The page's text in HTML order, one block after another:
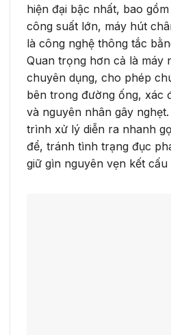
hiện đại bậc nhất, bao
công suất lớn, máy hút
là công nghệ thông tắc
Quan trọng hơn cả là máy
chuyên dụng, cho phép
bên trong đường ống, xác
và nguyên nhân gây
trình xử lý diễn ra nhanh
để, tránh tình trạng đục
giữ gìn nguyên vẹn kết